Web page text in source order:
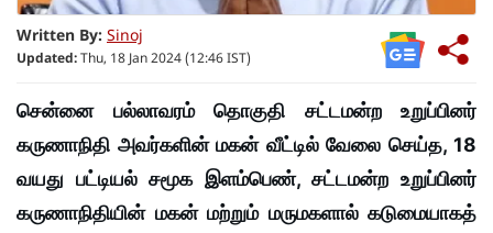
Written By: Sinoj
Updated: Thu, 18 Jan 2024 (12:46 IST)
சென்னை பல்லாவரம் தொகுதி சட்டமன்ற உறுப்பினர்
கருணாநிதி அவர்களின் மகன் வீட்டில் வேலை செய்த, 18
வயது பட்டியல் சமூக இளம்பெண், சட்டமன்ற உறுப்பினர்
கருணாநிதியின் மகன் மற்றும் மருமகளால் கடுமையாகத்